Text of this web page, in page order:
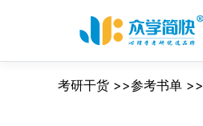
考研干货 >>参考书单 >>